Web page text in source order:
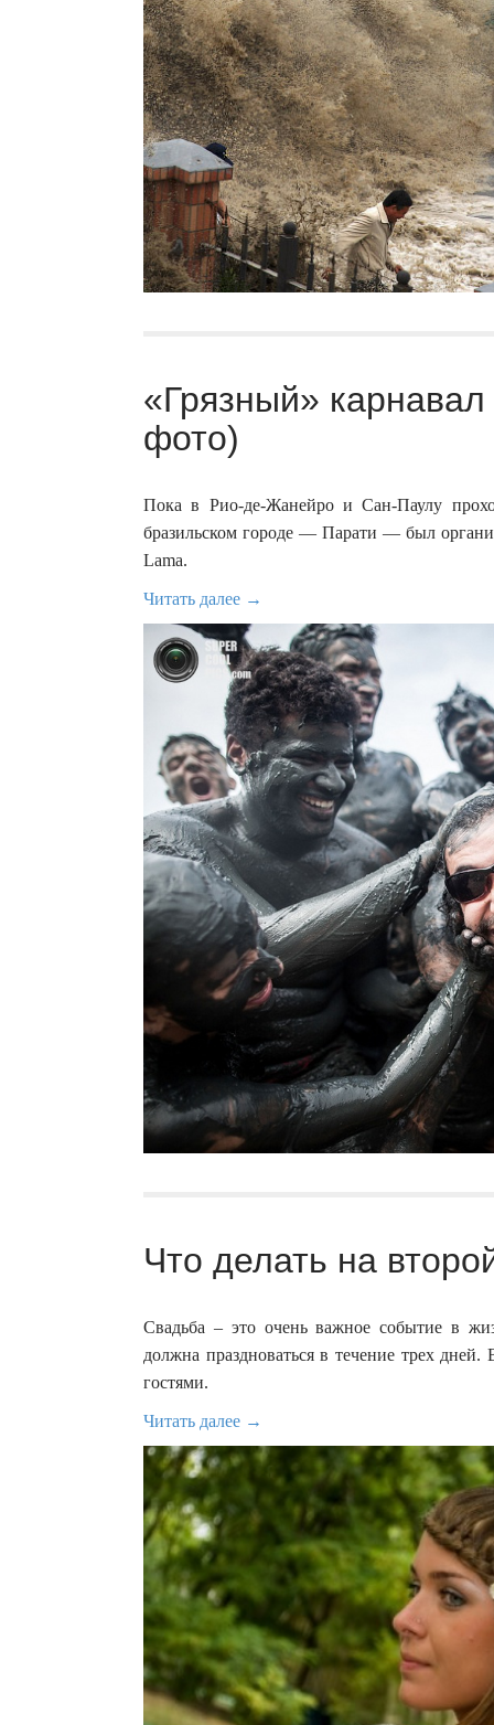
«Грязный»
фото)
Пока в Рио-де-Жанейро и Сан-Паулу
бразильском городе — Парати — был
Lama.
Читать далее →
Что делать на
Свадьба – это очень важное событие в
должна праздноваться в течение трех
гостями.
Читать далее →